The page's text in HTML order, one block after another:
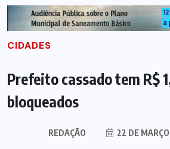
CIDADES
Prefeito cassado tem R$
bloqueados
REDAÇÃO 22 DE